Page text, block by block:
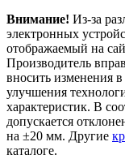
Внимание! Из-за
электронных
отображаемый на
Производитель
вносить изменения
улучшения
характеристик. В
допускается
на ±20 мм. Другие
каталоге.